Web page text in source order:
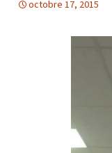
Résultats 2017
octobre 17, 2015